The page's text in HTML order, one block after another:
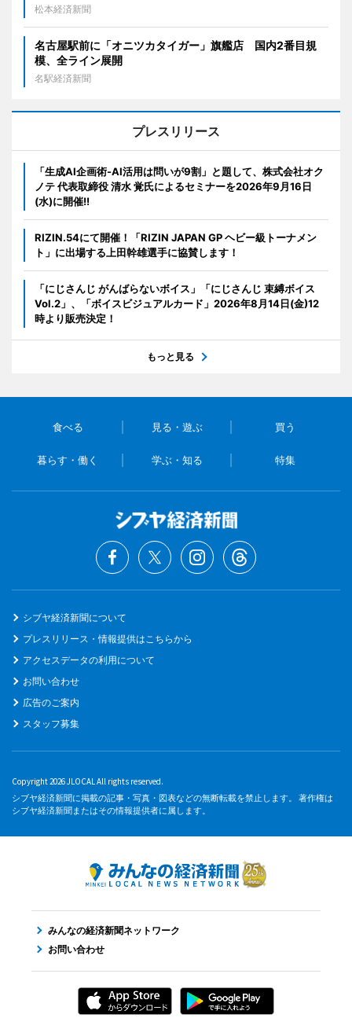
松本経済新聞
名古屋駅前に「オニツカタイガー」旗艦店 国内2番目規
模、全ライン展開
名駅経済新聞
プレスリリース
「生成AI企画術-AI活用は問いが9割」と題して、株式会社オク
ノテ 代表取締役 清水 覚氏によるセミナーを2026年9月16日
(水)に開催!!
RIZIN.54にて開催！「RIZIN JAPAN GP ヘビー級トーナメン
ト」に出場する上田幹雄選手に協賛します！
「にじさんじ がんばらないボイス」「にじさんじ 束縛ボイス
Vol.2」、「ボイスビジュアルカード」2026年8月14日(金)12
時より販売決定！
もっと見る
食べる 見る・遊ぶ 買う
暮らす・働く 学ぶ・知る 特集
シブヤ経済新聞について
プレスリリース・情報提供はこちらから
アクセスデータの利用について
お問い合わせ
広告のご案内
スタッフ募集
Copyright 2026 JLOCAL All rights reserved.
シブヤ経済新聞に掲載の記事・写真・図表などの無断転載を禁止します。 著作権は
シブヤ経済新聞またはその情報提供者に属します。
みんなの経済新聞ネットワーク
お問い合わせ